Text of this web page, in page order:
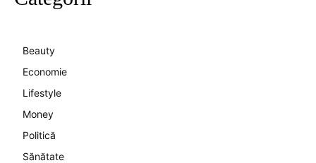
Beauty
Economie
Lifestyle
Money
Politică
Sănătate